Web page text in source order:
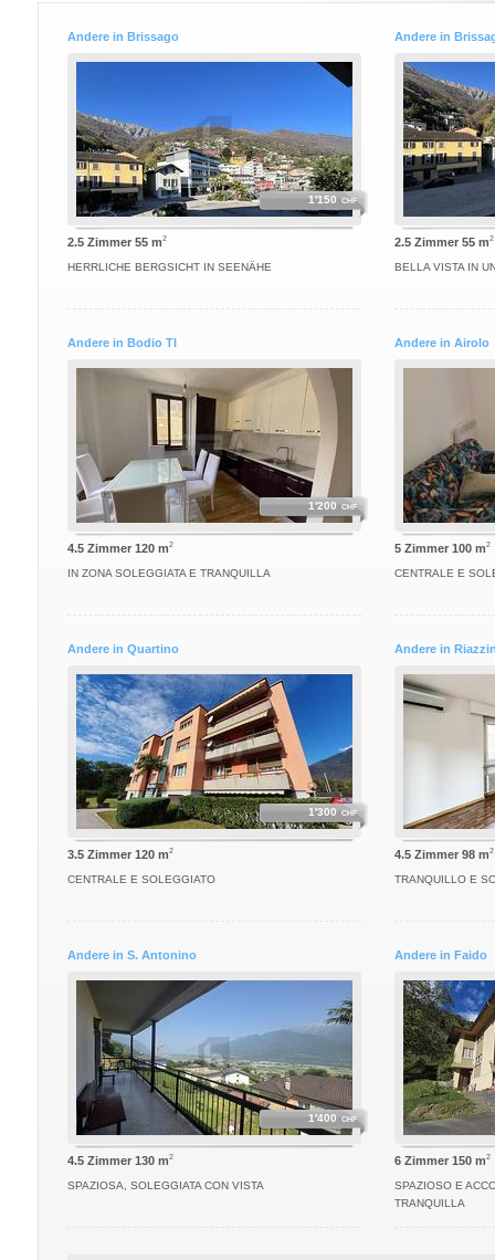
Andere in Brissago
1'150 CHF
2.5 Zimmer 55 m2
HERRLICHE BERGSICHT IN SEENÄHE
Andere in
2.5 Zimmer 55 m2
BELLA VISTA IN
Andere in Bodio TI
1'200 CHF
4.5 Zimmer 120 m2
IN ZONA SOLEGGIATA E TRANQUILLA
Andere in Airolo
5 Zimmer 100 m2
CENTRALE E
Andere in Quartino
1'300 CHF
3.5 Zimmer 120 m2
CENTRALE E SOLEGGIATO
Andere in
4.5 Zimmer 98 m2
TRANQUILLO E
Andere in S. Antonino
1'400 CHF
4.5 Zimmer 130 m2
SPAZIOSA, SOLEGGIATA CON VISTA
Andere in Faido
6 Zimmer 150 m2
SPAZIOSO E
TRANQUILLA